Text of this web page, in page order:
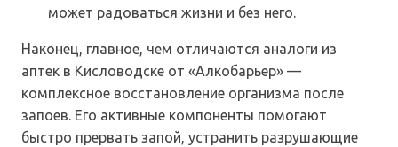
может радоваться жизни и без него.
Наконец, главное, чем отличаются аналоги из
аптек в Кисловодске от «Алкобарьер» —
комплексное восстановление организма после
запоев. Его активные компоненты помогают
быстро прервать запой, устранить разрушающие